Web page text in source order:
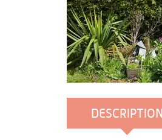
DESCRIPTION